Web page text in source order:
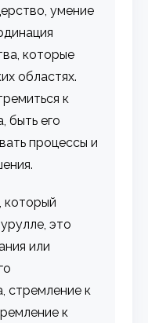
умение
которые
областях.
к
быть его
процессы и
который
это
или
стремление к
к